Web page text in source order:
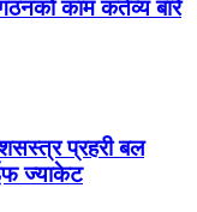
काम कर्तव्य बारे
प्रहरी बल
ज्याकेट